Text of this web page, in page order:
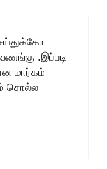
.இப்படி
மார்கம்
சொல்ல